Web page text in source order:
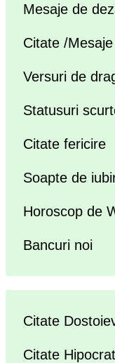
Mesaje de
Citate /
Versuri de
Statusuri
Citate fericire
Soapte de
Horoscop de
Bancuri noi
Citate
Citate